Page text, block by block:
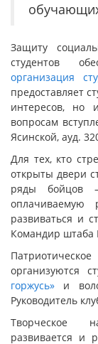
Защиту
студентов
организация
предоставляет
интересов, но
вопросам
Ясинской, ауд.
Для тех, кто
открыты двери
ряды бойцов
оплачиваемую
развиваться и
Командир штаба
организуются
горжусь» и
Руководитель
Творческое
развивается и